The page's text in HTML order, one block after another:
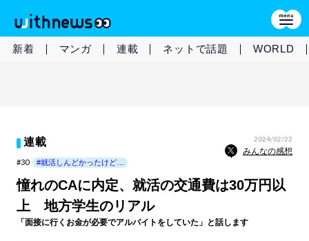
新着 マンガ 連載 ネットで話題 WORLD
連載 2024/02/22
みんなの感想
#30 #就活しんどかったけど…
憧れのCAに内定、就活の交通費は30万円以
上 地方学生のリアル
「面接に行くお金が必要でアルバイトをしていた」と話します